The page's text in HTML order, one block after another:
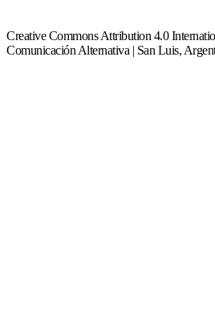
Creative Commons Attribution 4.0
Comunicación Alternativa | San Luis,